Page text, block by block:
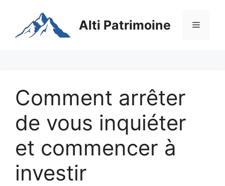
contenu
Alti Patrimoine Menu
Comment arrêter
de vous inquiéter
et commencer à
investir